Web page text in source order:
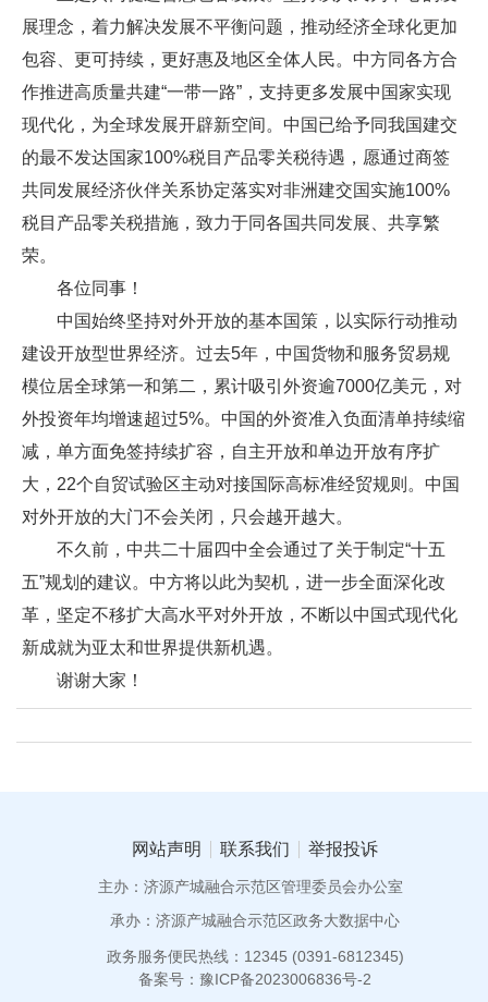
展理念，着力解决发展不平衡问题，推动经济全球化更加
包容、更可持续，更好惠及地区全体人民。中方同各方合
作推进高质量共建“一带一路”，支持更多发展中国家实现
现代化，为全球发展开辟新空间。中国已给予同我国建交
的最不发达国家100%税目产品零关税待遇，愿通过商签
共同发展经济伙伴关系协定落实对非洲建交国实施100%
税目产品零关税措施，致力于同各国共同发展、共享繁
荣。
各位同事！
中国始终坚持对外开放的基本国策，以实际行动推动
建设开放型世界经济。过去5年，中国货物和服务贸易规
模位居全球第一和第二，累计吸引外资逾7000亿美元，对
外投资年均增速超过5%。中国的外资准入负面清单持续缩
减，单方面免签持续扩容，自主开放和单边开放有序扩
大，22个自贸试验区主动对接国际高标准经贸规则。中国
对外开放的大门不会关闭，只会越开越大。
不久前，中共二十届四中全会通过了关于制定“十五
五”规划的建议。中方将以此为契机，进一步全面深化改
革，坚定不移扩大高水平对外开放，不断以中国式现代化
新成就为亚太和世界提供新机遇。
谢谢大家！
网站声明 联系我们 举报投诉
主办：济源产城融合示范区管理委员会办公室
承办：济源产城融合示范区政务大数据中心
政务服务便民热线：12345 (0391-6812345)
备案号：豫ICP备2023006836号-2